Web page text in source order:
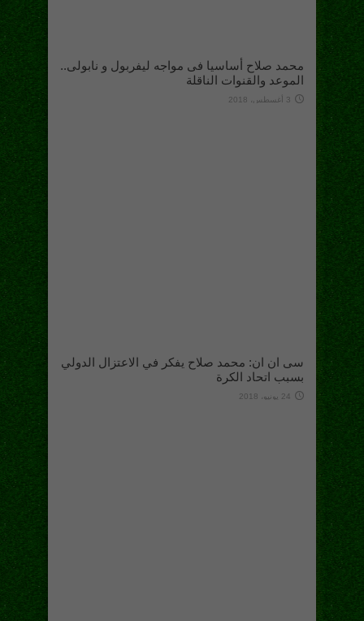
محمد صلاح أساسيا فى مواجه ليفربول و نابولى..
الموعد والقنوات الناقلة
3 أغسطس، 2018
سى ان ان: محمد صلاح يفكر في الاعتزال الدولي
بسبب اتحاد الكرة
24 يونيو، 2018